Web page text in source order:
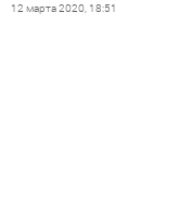
12 марта 2020, 18:51